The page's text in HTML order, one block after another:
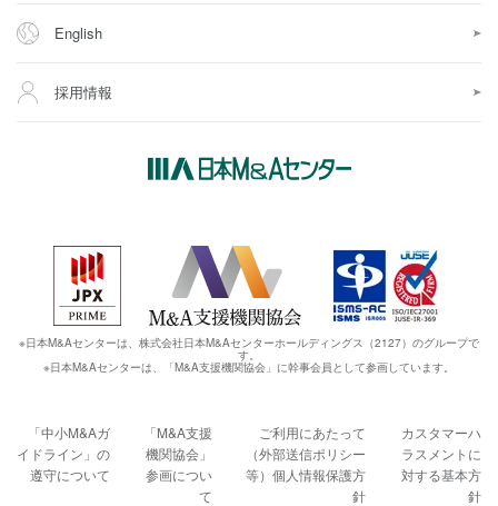
English
採用情報
※日本M&Aセンターは、株式会社日本M&Aセンターホールディングス（2127）のグループで
す。
※日本M&Aセンターは、「M&A支援機関協会」に幹事会員として参画しています。
「中小M&Aガ
イドライン」の
遵守について
「M&A支援
機関協会」
参画につい
て
ご利用にあたって
（外部送信ポリシー
等）個人情報保護方
針
カスタマーハ
ラスメントに
対する基本方
針